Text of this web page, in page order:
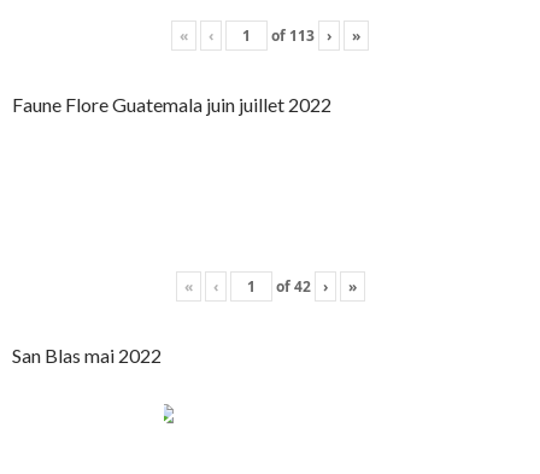
« ‹ of 113 › »
Faune Flore Guatemala juin juillet 2022
« ‹ of42 › »
San Blas mai 2022